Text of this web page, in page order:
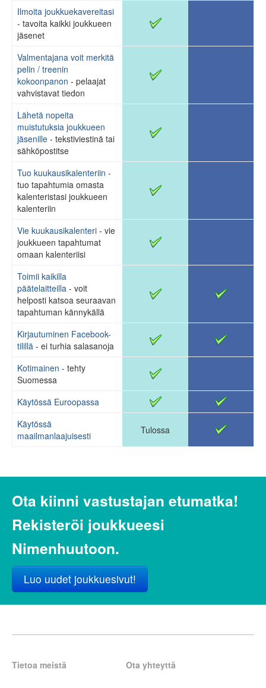
Ilmoita joukkuekavereitasi
- tavoita kaikki joukkueen
jäsenet
Valmentajana voit merkitä
pelin / treenin
kokoonpanon - pelaajat
vahvistavat tiedon
Lähetä nopeita
muistutuksia joukkueen
jäsenille - tekstiviestinä tai
sähköpostitse
Tuo kuukausikalenteriin -
tuo tapahtumia omasta
kalenteristasi joukkueen
kalenteriin
Vie kuukausikalenteri - vie
joukkueen tapahtumat
omaan kalenteriisi
Toimii kaikilla
päätelaitteilla - voit
helposti katsoa seuraavan
tapahtuman kännykällä
Kirjautuminen Facebook-
tilillä - ei turhia salasanoja
Kotimainen - tehty
Suomessa
Käytössä Euroopassa
Käytössä
maailmanlaajuisesti
Tulossa
Ota kiinni vastustajan etumatka!
Rekisteröi joukkueesi
Nimenhuutoon.
Luo uudet joukkuesivut!
Tietoa meistä Ota yhteyttä